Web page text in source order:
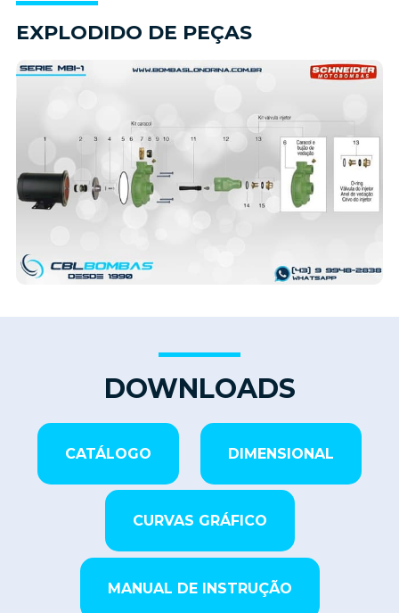
EXPLODIDO DE PEÇAS
DOWNLOADS
CATÁLOGO DIMENSIONAL
CURVAS GRÁFICO
MANUAL DE INSTRUÇÃO